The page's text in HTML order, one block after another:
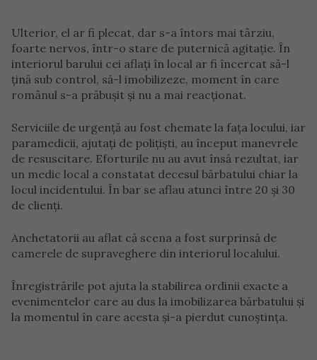
Ulterior, el ar fi plecat, dar s-a întors mai târziu,
foarte nervos, într-o stare de puternică agitație. În
interiorul barului cei aflați în local ar fi încercat să-l
țină sub control, să-l imobilizeze, moment în care
românul s-a prăbușit și nu a mai reacționat.
Serviciile de urgență au fost chemate la fața locului, iar
paramedicii, ajutați de polițiști, au început manevrele
de resuscitare. Eforturile nu au avut însă rezultat, iar
un medic local a constatat decesul bărbatului chiar la
locul incidentului. În bar se aflau atunci între 20 și 30
de clienți.
Anchetatorii au aflat că scena a fost surprinsă de
camerele de supraveghere din interiorul localului.
Înregistrările pot ajuta la stabilirea ordinii exacte a
evenimentelor care au dus la imobilizarea bărbatului și
la momentul în care acesta și-a pierdut cunoștința.